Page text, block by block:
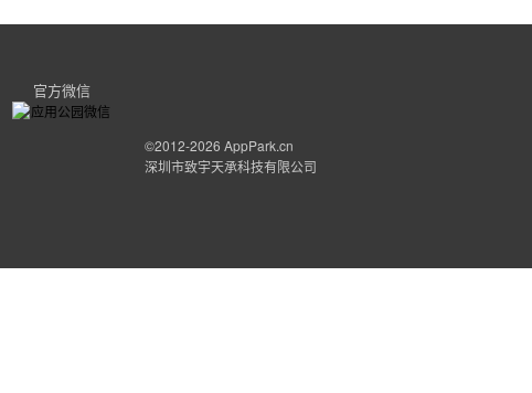
官方微信
©2012-2026 AppPark.cn
深圳市致宇天承科技有限公司